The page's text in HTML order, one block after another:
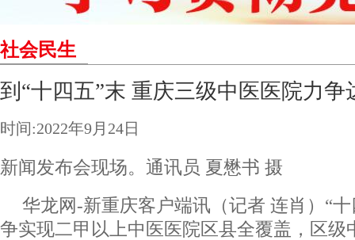
社会民生
到“十四五”末 重庆三级中医医院力争
时间:2022年9月24日
新闻发布会现场。通讯员 夏懋书 摄
华龙网-新重庆客户端讯（记者 连肖）“
争实现二甲以上中医医院区县全覆盖，区级